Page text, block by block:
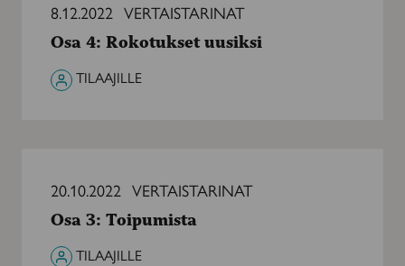
Rokotukset
uusiksi
8.12.2022 VERTAISTARINAT
Osa 4: Rokotukset uusiksi
TILAAJILLE
Toipumista
20.10.2022 VERTAISTARINAT
Osa 3: Toipumista
TILAAJILLE